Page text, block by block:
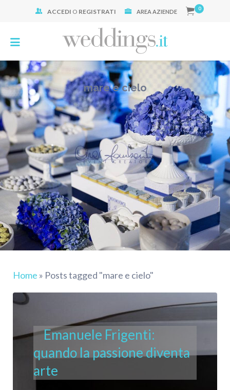
ACCEDI O REGISTRATI AREA AZIENDE 0
mare e cielo
Home » Posts tagged "mare e cielo"
Emanuele Frigenti:
quando la passione diventa
arte